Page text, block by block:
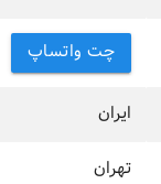
چت واتساپ
ایران
تهران